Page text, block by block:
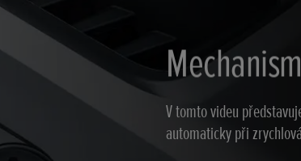
V tomto videu
automaticky při